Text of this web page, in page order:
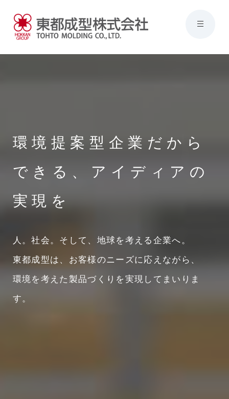
環境提案型企業だから
できる、 アイディアの
実現を
人。社会。そして、地球を考える企業へ。
東都成型は、お客様のニーズに応えながら、
環境を考えた製品づくりを実現してまいりま
す。